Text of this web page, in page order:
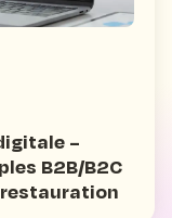
–
B2B/B2C